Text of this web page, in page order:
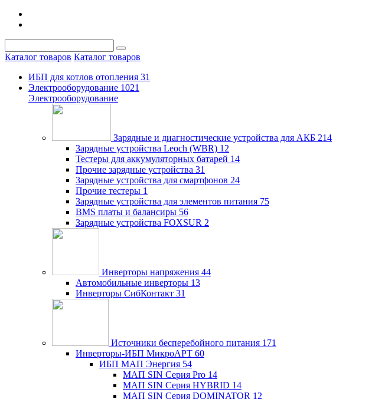
Каталог товаров Каталог товаров
ИБП для котлов отопления 31
Электрооборудование 1021
Электрооборудование
Зарядные и диагностические устройства для АКБ 214
Зарядные устройства Leoch (WBR) 12
Тестеры для аккумуляторных батарей 14
Прочие зарядные устройства 31
Зарядные устройства для смартфонов 24
Прочие тестеры 1
Зарядные устройства для элементов питания 75
BMS платы и балансиры 56
Зарядные устройства FOXSUR 2
Инверторы напряжения 44
Автомобильные инверторы 13
Инверторы СибКонтакт 31
Источники бесперебойного питания 171
Инверторы-ИБП МикроАРТ 60
ИБП МАП Энергия 54
МАП SIN Серия Pro 14
МАП SIN Серия HYBRID 14
МАП SIN Серия DOMINATOR 12